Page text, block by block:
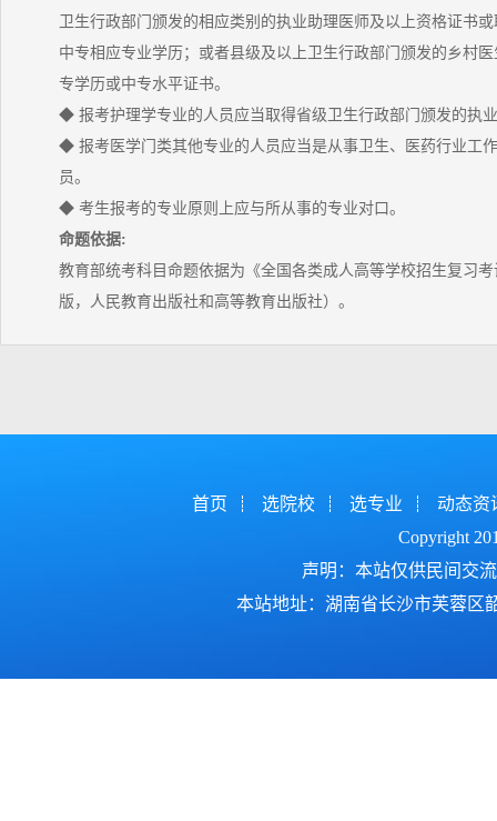
卫生行政部门颁发的相应类别的执业助理医师及以上资格证书
中专相应专业学历；或者县级及以上卫生行政部门颁发的乡村
专学历或中专水平证书。
◆ 报考护理学专业的人员应当取得省级卫生行政部门颁发的执
◆ 报考医学门类其他专业的人员应当是从事卫生、医药行业工
员。
◆ 考生报考的专业原则上应与所从事的专业对口。
命题依据:
教育部统考科目命题依据为《全国各类成人高等学校招生复习考
版，人民教育出版社和高等教育出版社）。
首页 选院校 选专业
动态资
Copyright
声明：本站仅供民间交
本站地址：湖南省长沙市芙蓉区